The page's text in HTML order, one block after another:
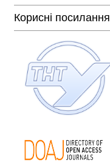
Корисні посилання